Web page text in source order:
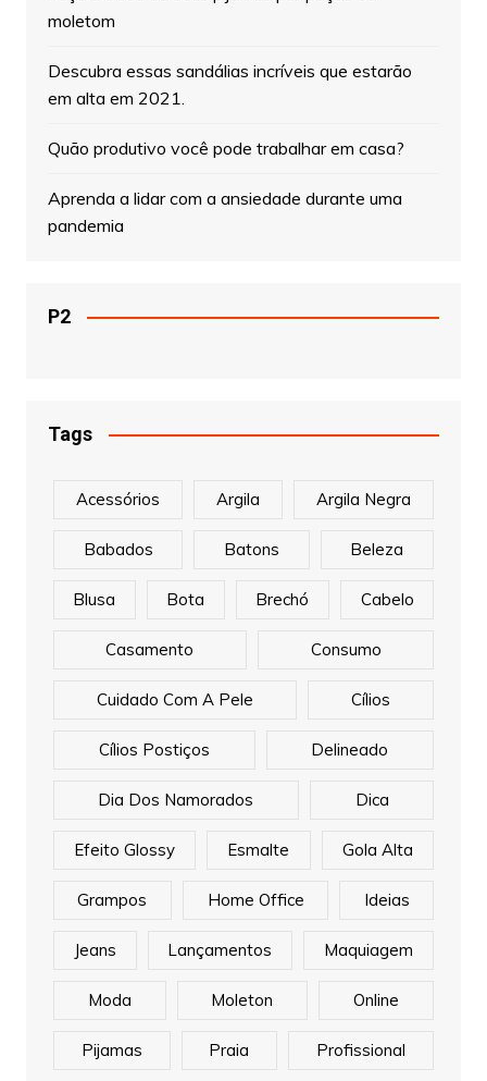
moletom
Descubra essas sandálias incríveis que estarão
em alta em 2021.
Quão produtivo você pode trabalhar em casa?
Aprenda a lidar com a ansiedade durante uma
pandemia
P2
Tags
Acessórios Argila Argila Negra
Babados Batons Beleza
Blusa Bota Brechó Cabelo
Casamento Consumo
Cuidado Com A Pele Cílios
Cílios Postiços Delineado
Dia Dos Namorados Dica
Efeito Glossy Esmalte Gola Alta
Grampos Home Office Ideias
Jeans Lançamentos Maquiagem
Moda Moleton Online
Pijamas Praia Profissional